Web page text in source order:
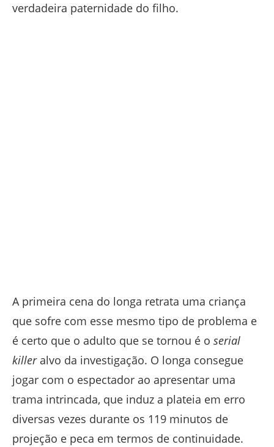
verdadeira paternidade do filho.
A primeira cena do longa retrata uma criança
que sofre com esse mesmo tipo de problema e
é certo que o adulto que se tornou é o serial
killeralvo da investigação. O longa consegue
jogar com o espectador ao apresentar uma
trama intrincada, que induz a plateia em erro
diversas vezes durante os 119 minutos de
projeção e peca em termos de continuidade.